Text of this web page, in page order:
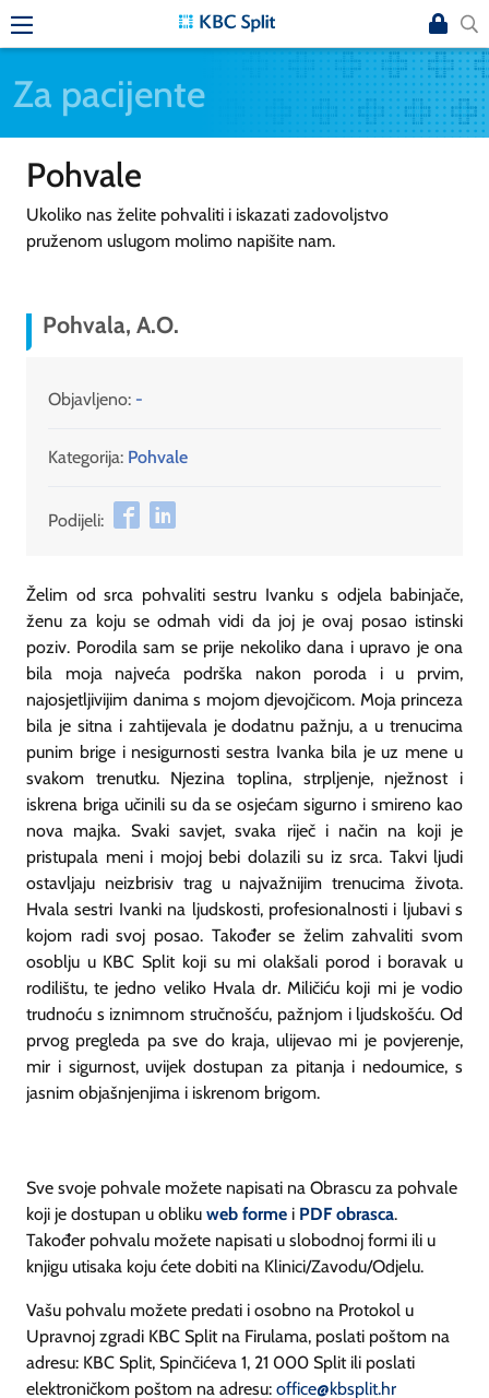
Za pacijente
Pohvale
Ukoliko nas želite pohvaliti i iskazati zadovoljstvo
pruženom uslugom molimo napišite nam.
Pohvala, A.O.
Objavljeno: -
Kategorija: Pohvale
Podijeli:
Želim od srca pohvaliti sestru Ivanku s odjela babinjače,
ženu za koju se odmah vidi da joj je ovaj posao istinski
poziv. Porodila sam se prije nekoliko dana i upravo je ona
bila moja najveća podrška nakon poroda i u prvim,
najosjetljivijim danima s mojom djevojčicom. Moja princeza
bila je sitna i zahtijevala je dodatnu pažnju, a u trenucima
punim brige i nesigurnosti sestra Ivanka bila je uz mene u
svakom trenutku. Njezina toplina, strpljenje, nježnost i
iskrena briga učinili su da se osjećam sigurno i smireno kao
nova majka. Svaki savjet, svaka riječ i način na koji je
pristupala meni i mojoj bebi dolazili su iz srca. Takvi ljudi
ostavljaju neizbrisiv trag u najvažnijim trenucima života.
Hvala sestri Ivanki na ljudskosti, profesionalnosti i ljubavi s
kojom radi svoj posao. Također se želim zahvaliti svom
osoblju u KBC Split koji su mi olakšali porod i boravak u
rodilištu, te jedno veliko Hvala dr. Miličiću koji mi je vodio
trudnoću s iznimnom stručnošću, pažnjom i ljudskošću. Od
prvog pregleda pa sve do kraja, ulijevao mi je povjerenje,
mir i sigurnost, uvijek dostupan za pitanja i nedoumice, s
jasnim objašnjenjima i iskrenom brigom.
Sve svoje pohvale možete napisati na Obrascu za pohvale
koji je dostupan u obliku web forme i PDF obrasca.
Također pohvalu možete napisati u slobodnoj formi ili u
knjigu utisaka koju ćete dobiti na Klinici/Zavodu/Odjelu.
Vašu pohvalu možete predati i osobno na Protokol u
Upravnoj zgradi KBC Split na Firulama, poslati poštom na
adresu: KBC Split, Spinčićeva 1, 21 000 Split ili poslati
elektroničkom poštom na adresu: office@kbsplit.hr